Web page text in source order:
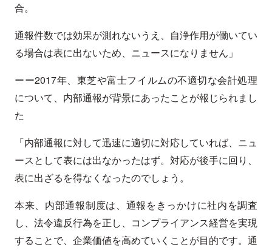
合。
通報件数では効果が測れないうえ、自浄作用が働いてい
る場合は表に出ないため、ニュースになりません」
ーー2017年、東芝や富士フイルムの不適切な会計処理
について、内部通報が背景にあったことが報じられまし
た
「内部通報に対して迅速に適切に対応していれば、ニュ
ースとして表には出なかったはず。対応が後手に回り、
表に出ざるを得なくなったのでしょう。
本来、内部通報制度は、通報をきっかけに社内を調査
し、法令違反行為を正し、コンプライアンス経営を実現
することで、企業価値を高めていくことが目的です。通